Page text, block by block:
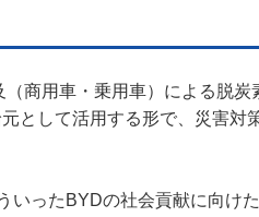
商用車・乗用車）による脱炭
として活用する形で、災害対
ったBYDの社会貢献に向けた